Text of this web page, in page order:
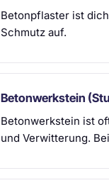
Betonpflaster ist
Schmutz auf.
Betonwerkstein
Betonwerkstein ist
und Verwitterung.